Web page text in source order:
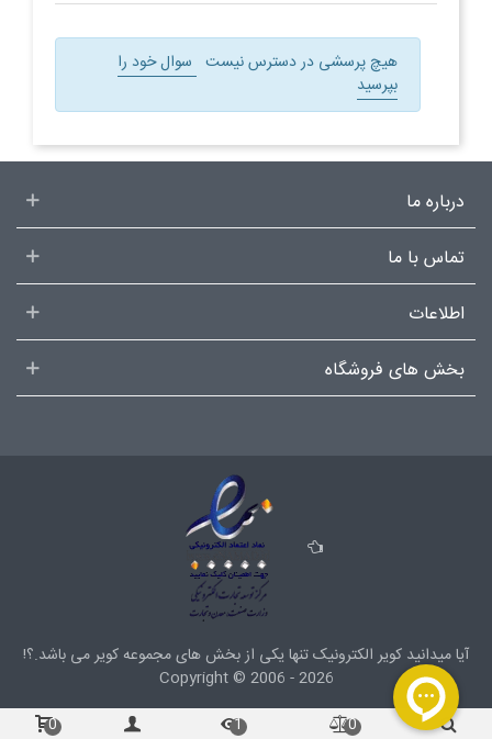
هیچ پرسشی در دسترس نیست سوال خود را
بپرسید
درباره ما
تماس با ما
اطلاعات
بخش های فروشگاه
آیا میدانید کویر الکترونیک تنها یکی از بخش هایمجموعه کویرمی باشد.؟!
Copyright © 2006 - 2026
0
1
0